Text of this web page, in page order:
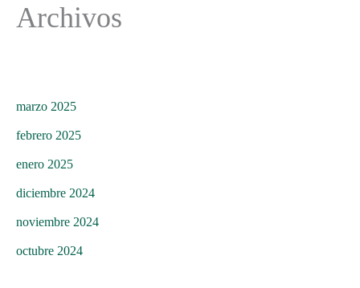
Archivos
marzo 2025
febrero 2025
enero 2025
diciembre 2024
noviembre 2024
octubre 2024